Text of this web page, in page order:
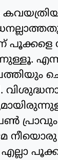
പ്രാവും
നീയൊരു